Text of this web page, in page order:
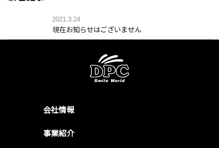
2021.3.24
現在お知らせはございません
会社情報
事業紹介